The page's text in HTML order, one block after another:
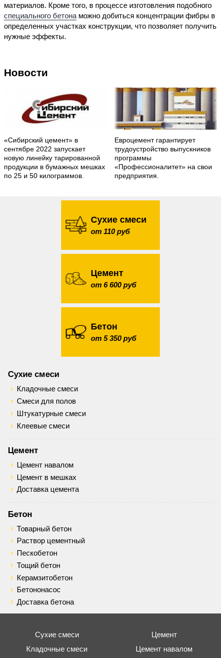
материалов. Кроме того, в процессе изготовления подобного
специального бетона можно добиться концентрации фибры в
определенных участках конструкции, что позволяет получить
нужные эффекты.
Новости
«Сибирский цемент» в
сентябре 2022 запускает
новую линейку тарированной
продукции в бумажных мешках
по 25 и 50 килограммов.
Евроцемент гарантирует
трудоустройство выпускников
программы
«Профессионалитет» на свои
предприятия.
Сухие смеси
от 110 руб
Цемент
от 6 600 руб
Бетон
от 5 350 руб
Сухие смеси
Кладочные смеси
Смеси для полов
Штукатурные смеси
Клеевые смеси
Цемент
Цемент навалом
Цемент в мешках
Доставка цемента
Бетон
Товарный бетон
Раствор цементный
Пескобетон
Тощий бетон
Керамзитобетон
Бетононасос
Доставка бетона
Сухие смеси
Кладочные смеси
Цемент
Цемент навалом